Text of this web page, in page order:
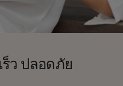
ร็ว ปลอดภัย